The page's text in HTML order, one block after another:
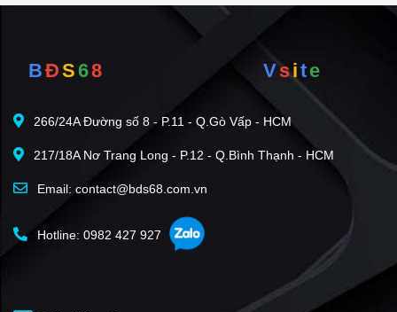
BĐS68 Vsite
266/24A Đường số 8 - P.11 - Q.Gò Vấp - HCM
217/18A Nơ Trang Long - P.12 - Q.Bình Thạnh - HCM
Email: contact@bds68.com.vn
Hotline: 0982 427 927